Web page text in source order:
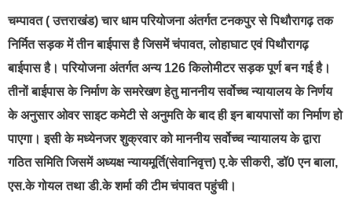
चम्पावत ( उत्तराखंड) चार धाम परियोजना अंतर्गत टनकपुर से पिथौरागढ़ तक
निर्मित सड़क में तीन बाईपास है जिसमें चंपावत, लोहाघाट एवं पिथौरागढ़
बाईपास है। परियोजना अंतर्गत अन्य 126 किलोमीटर सड़क पूर्ण बन गई है।
तीनों बाईपास के निर्माण के समरेखण हेतु माननीय सर्वोच्च न्यायालय के निर्णय
के अनुसार ओवर साइट कमेटी से अनुमति के बाद ही इन बायपासों का निर्माण हो
पाएगा। इसी के मध्येनजर शुक्रवार को माननीय सर्वोच्च न्यायालय के द्वारा
गठित समिति जिसमें अध्यक्ष न्यायमूर्ति(सेवानिवृत्त) ए.के सीकरी, डॉ0 एन बाला,
एस.के गोयल तथा डी.के शर्मा की टीम चंपावत पहुंची।